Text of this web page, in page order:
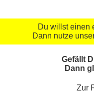
Du willst einen
Dann nutze
Gefällt
Dann
Zur